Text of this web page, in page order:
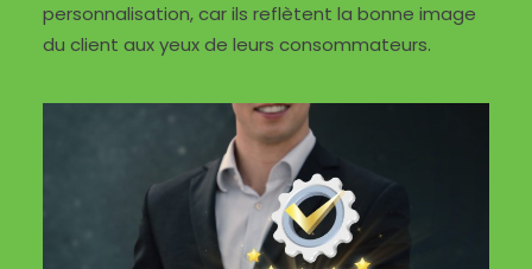
personnalisation, car ils reflètent la bonne image
du client aux yeux de leurs consommateurs.